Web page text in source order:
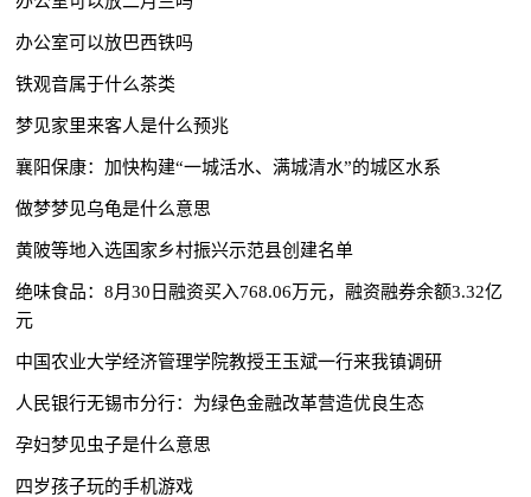
办公室可以放巴西铁吗
铁观音属于什么茶类
梦见家里来客人是什么预兆
襄阳保康：加快构建“一城活水、满城清水”的城区水系
做梦梦见乌龟是什么意思
黄陂等地入选国家乡村振兴示范县创建名单
绝味食品：8月30日融资买入768.06万元，融资融券余额3.32亿
元
中国农业大学经济管理学院教授王玉斌一行来我镇调研
人民银行无锡市分行：为绿色金融改革营造优良生态
孕妇梦见虫子是什么意思
四岁孩子玩的手机游戏